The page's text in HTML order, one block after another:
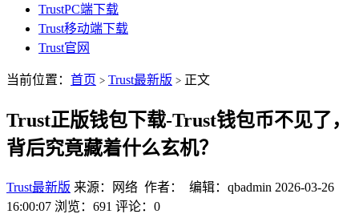
TrustPC端下载
Trust移动端下载
Trust官网
当前位置： 首页 > Trust最新版 > 正文
Trust正版钱包下载-Trust钱包币不见了，
背后究竟藏着什么玄机？
Trust最新版 来源：网络 作者： 编辑：qbadmin 2026-03-26
16:00:07 浏览：691 评论：0